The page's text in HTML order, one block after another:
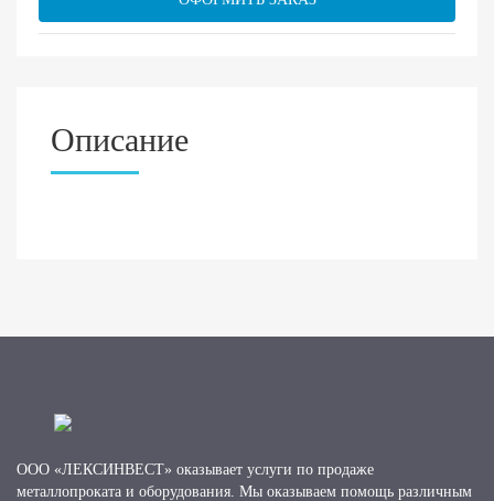
Описание
ООО «ЛЕКСИНВЕСТ» оказывает услуги по продаже
металлопроката и оборудования. Мы оказываем помощь различным